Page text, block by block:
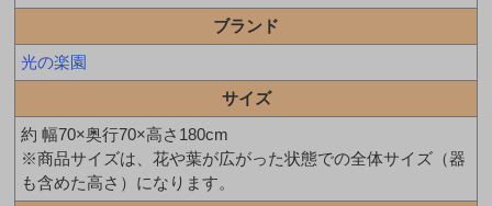
ブランド
光の楽園
サイズ
約 幅70×奥行70×高さ180cm
※商品サイズは、花や葉が広がった状態での全体サイズ（器
も含めた高さ）になります。